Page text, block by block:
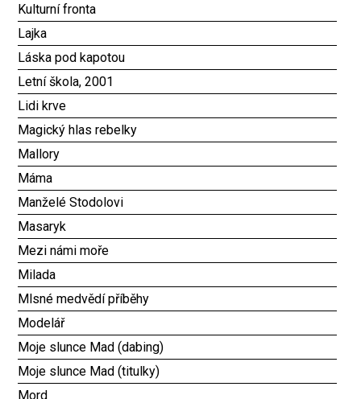
Kulturní fronta
Lajka
Láska pod kapotou
Letní škola, 2001
Lidi krve
Magický hlas rebelky
Mallory
Máma
Manželé Stodolovi
Masaryk
Mezi námi moře
Milada
Mlsné medvědí příběhy
Modelář
Moje slunce Mad (dabing)
Moje slunce Mad (titulky)
Mord